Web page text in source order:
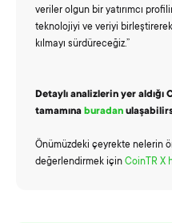
veriler olgun bir yatırımcı
teknolojiyi ve veriyi birleştirerek
kılmayı sürdüreceğiz.”
Detaylı analizlerin yer aldığı
tamamına buradan
Önümüzdeki çeyrekte nelerin
değerlendirmek için CoinTR X